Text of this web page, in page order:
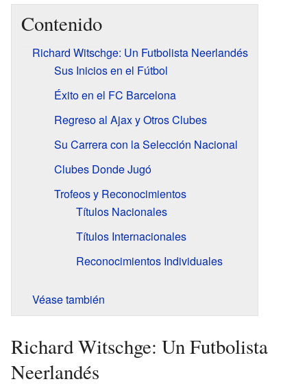
Contenido
Richard Witschge: Un Futbolista Neerlandés
Sus Inicios en el Fútbol
Éxito en el FC Barcelona
Regreso al Ajax y Otros Clubes
Su Carrera con la Selección Nacional
Clubes Donde Jugó
Trofeos y Reconocimientos
Títulos Nacionales
Títulos Internacionales
Reconocimientos Individuales
Véase también
Richard Witschge: Un Futbolista
Neerlandés